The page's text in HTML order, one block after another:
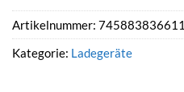
Artikelnummer: 745883836611
Kategorie: Ladegeräte